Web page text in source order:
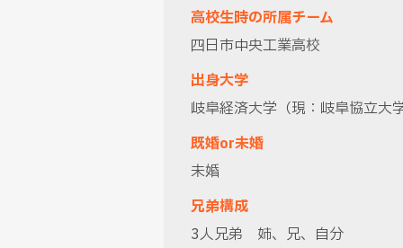
高校生時の所属チーム
四日市中央工業高校
出身大学
岐阜経済大学（現：岐阜協立大
既婚or未婚
未婚
兄弟構成
3人兄弟 姉、兄、自分